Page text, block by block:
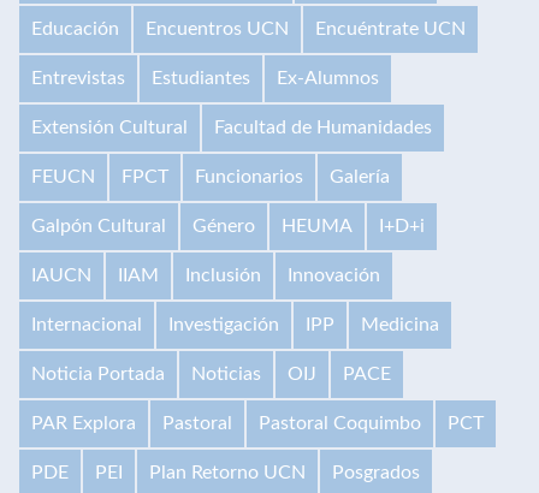
Educación Encuentros UCN Encuéntrate UCN
Entrevistas Estudiantes Ex-Alumnos
Extensión Cultural Facultad de Humanidades
FEUCN FPCT Funcionarios Galería
Galpón Cultural Género HEUMA I+D+i
IAUCN IIAM Inclusión Innovación
Internacional Investigación IPP Medicina
Noticia Portada Noticias OIJ PACE
PAR Explora Pastoral Pastoral Coquimbo PCT
PDE PEI Plan Retorno UCN Posgrados